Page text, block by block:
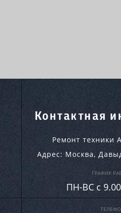
Контактная
Ремонт техники
Адрес: Москва,
ГРАФИК
ПН-ВC c